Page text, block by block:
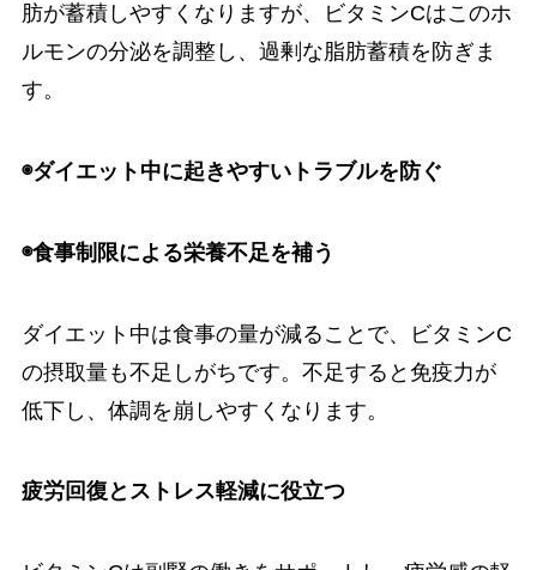
肪が蓄積しやすくなりますが、ビタミンCはこのホ
ルモンの分泌を調整し、過剰な脂肪蓄積を防ぎま
す。
◉ダイエット中に起きやすいトラブルを防ぐ
◉食事制限による栄養不足を補う
ダイエット中は食事の量が減ることで、ビタミンC
の摂取量も不足しがちです。不足すると免疫力が
低下し、体調を崩しやすくなります。
疲労回復とストレス軽減に役立つ